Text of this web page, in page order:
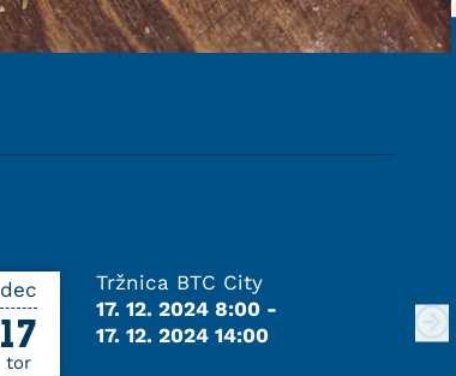
dec
17
tor
Tržnica BTC City
17. 12. 2024 8:00 -
17. 12. 2024 14:00
18